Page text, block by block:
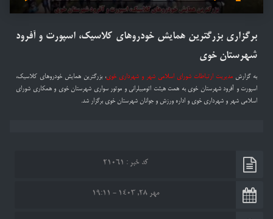
برگزاری بزرگترین همایش خودروهای کلاسیک، اسپورت و آفرود
شهرستان خوی
به گزارش مدیریت ارتباطات شورای اسلامی شهر و شهرداری خوی، بزرگترین همایش خودروهای کلاسیک،
اسپورت و آفرود شهرستان خوی به همت هیئت اتومبیلرانی و موتور سواری شهرستان خوی و همکاری شورای
اسلامی شهر و شهرداری خوی و اداره ورزش و جوانان شهرستان خوی برگزار شد.
کد خبر : ۲۱۰۶۱
مهر ۲۸, ۱۴۰۳ - ۱۹:۱۱